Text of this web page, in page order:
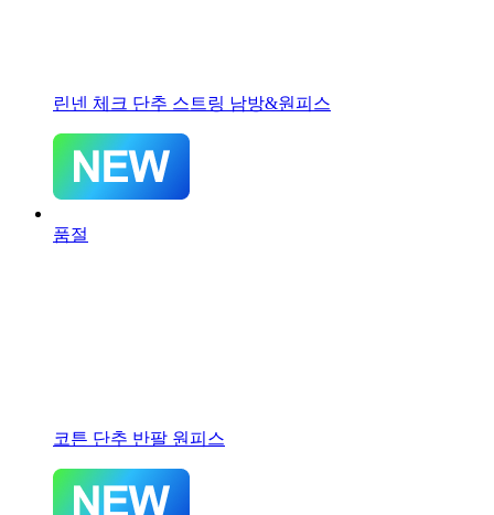
린넨 체크 단추 스트링 남방&원피스
품절
코튼 단추 반팔 원피스